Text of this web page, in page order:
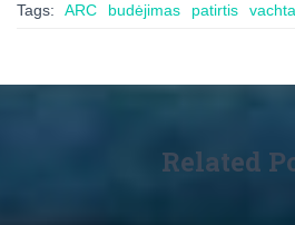
Tags: ARC budėjimas patirtis vachta
Related